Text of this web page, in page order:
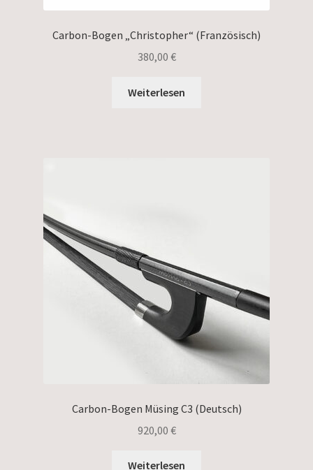
Carbon-Bogen „Christopher“ (Französisch)
380,00 €
Weiterlesen
Carbon-Bogen Müsing C3 (Deutsch)
920,00 €
Weiterlesen